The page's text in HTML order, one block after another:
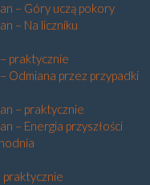
– Góry uczą pokory
– Na liczniku
praktycznie
Odmiana przez przypadki
– praktycznie
– Energia przyszłości
praktycznie